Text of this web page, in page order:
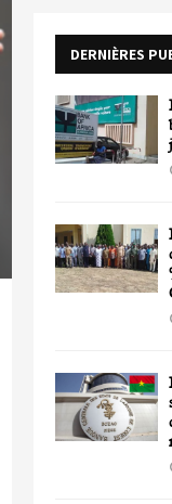
r
DERNIÈRES